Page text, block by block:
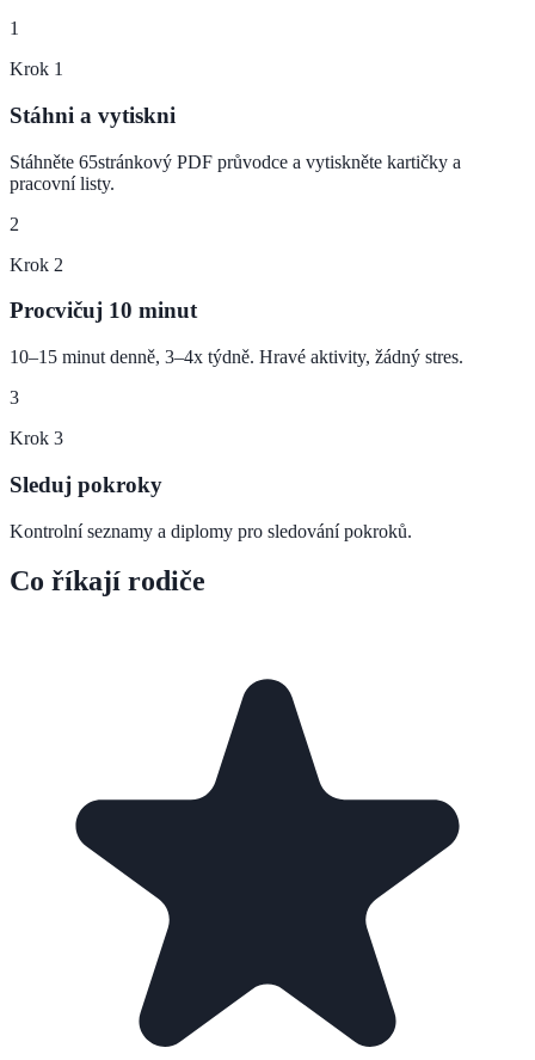
1
Krok 1
Stáhni a vytiskni
Stáhněte 65stránkový PDF průvodce a vytiskněte kartičky a
pracovní listy.
2
Krok 2
Procvičuj 10 minut
10–15 minut denně, 3–4x týdně. Hravé aktivity, žádný stres.
3
Krok 3
Sleduj pokroky
Kontrolní seznamy a diplomy pro sledování pokroků.
Co říkají rodiče